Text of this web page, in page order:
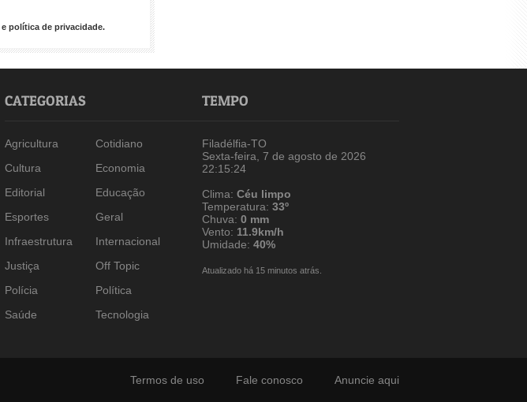
e política de privacidade.
CATEGORIAS
Agricultura
Cotidiano
Cultura
Economia
Editorial
Educação
Esportes
Geral
Infraestrutura
Internacional
Justiça
Off Topic
Polícia
Política
Saúde
Tecnologia
TEMPO
Filadélfia-TO
Sexta-feira, 7 de agosto de 2026
22:15:24
Clima: Céu limpo
Temperatura: 33º
Chuva: 0 mm
Vento: 11.9km/h
Umidade: 40%
Atualizado há 15 minutos atrás.
Termos de uso Fale conosco Anuncie aqui